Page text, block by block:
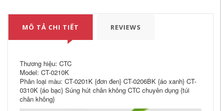
MÔ TẢ CHI TIẾT REVIEWS
Thương hiệu: CTC
Model: CT-0210K
Phân loại màu: CT-0201K {đơn đen} CT-0206BK {áo xanh} CT-
0310K {áo bạc} Súng hút chân không CTC chuyên dụng {túi
chân không}